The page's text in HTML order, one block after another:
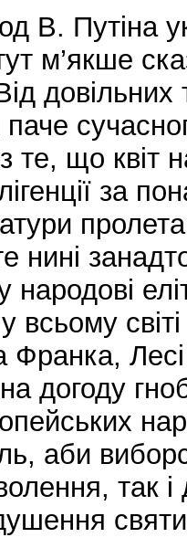
В. Путіна
м’якше
те, що квіт
за
нині
народові
всьому
Франка, Лесі
догоду
аби
так